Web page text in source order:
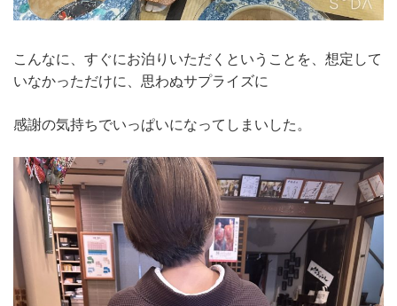
こんなに、すぐにお泊りいただくということを、想定して
いなかっただけに、思わぬサプライズに
感謝の気持ちでいっぱいになってしまいした。